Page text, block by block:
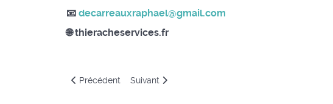
📧 decarreauxraphael@gmail.com
🌐 thieracheservices.fr
Article précédent : Prestataire de services à Wignehies
Précédent Article suivant : Prestataire de services en Thiérache
Suivant